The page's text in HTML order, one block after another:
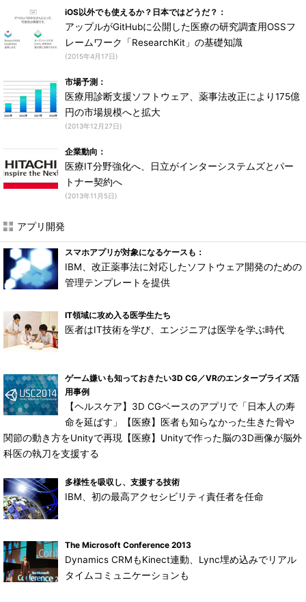
iOS以外でも使えるか？日本ではどうだ？：
アップルがGitHubに公開した医療の研究調査用OSSフ
レームワーク「ResearchKit」の基礎知識
(2015年4月17日)
市場予測：
医療用診断支援ソフトウェア、薬事法改正により175億
円の市場規模へと拡大
(2013年12月27日)
企業動向：
医療IT分野強化へ、日立がインターシステムズとパー
トナー契約へ
(2013年11月5日)
アプリ開発
スマホアプリが対象になるケースも：
IBM、改正薬事法に対応したソフトウェア開発のための
管理テンプレートを提供
IT領域に攻め入る医学生たち
医者はIT技術を学び、エンジニアは医学を学ぶ時代
ゲーム嫌いも知っておきたい3D CG／VRのエンタープライズ活
用事例
【ヘルスケア】3D CGベースのアプリで「日本人の寿
命を延ばす」【医療】医者も知らなかった生きた骨や
関節の動き方をUnityで再現【医療】Unityで作った脳の3D画像が脳外
科医の執刀を支援する
多様性を吸収し、支援する技術
IBM、初の最高アクセシビリティ責任者を任命
The Microsoft Conference 2013
Dynamics CRMもKinect連動、Lync埋め込みでリアル
タイムコミュニケーションも